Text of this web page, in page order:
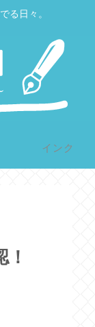
る日々。
インク